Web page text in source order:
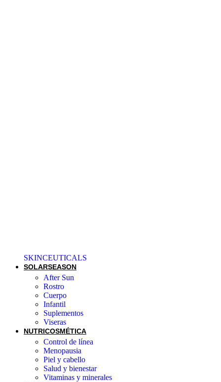
SKINCEUTICALS
SOLARSEASON
After Sun
Rostro
Cuerpo
Infantil
Suplementos
Viseras
NUTRICOSMÉTICA
Control de línea
Menopausia
Piel y cabello
Salud y bienestar
Vitaminas y minerales